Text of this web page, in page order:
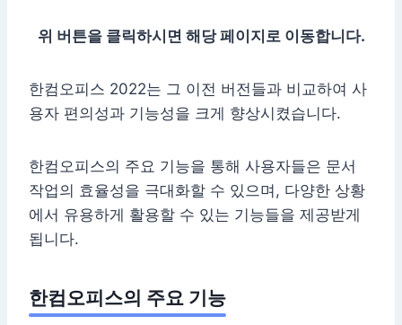
위 버튼을 클릭하시면 해당 페이지로 이동합니다.
한컴오피스 2022는 그 이전 버전들과 비교하여 사
용자 편의성과 기능성을 크게 향상시켰습니다.
한컴오피스의 주요 기능을 통해 사용자들은 문서
작업의 효율성을 극대화할 수 있으며, 다양한 상황
에서 유용하게 활용할 수 있는 기능들을 제공받게
됩니다.
한컴오피스의 주요 기능